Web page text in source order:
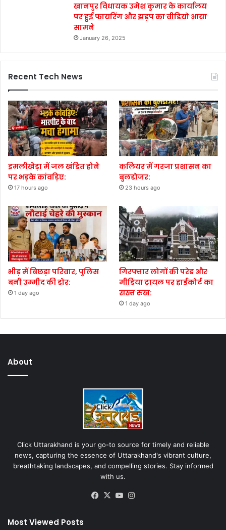
खानपुर विधायक उमेश कुमार के कार्यालय
पर हुई फायरिंग और झड़प का वीडियो आया
सामने
January 26, 2025
Recent Tech News
इमलीखेड़ा में जल खंडित होने
पर भड़के कांवड़िए:
17 hours ago
कलियर में गरजा प्रशासन का
बुलडोजर:
23 hours ago
भीड़ में बिछड़ा परिवार, पुलिस
बनी उम्मीद की डोर:
1 day ago
गिरफ्तार लोगों की परेड और
मीडिया ट्रायल पर हाईकोर्ट का
सख्त रुख:
1 day ago
About
Click Uttarakhand is your go-to source for timely and reliable
news, capturing the essence of Uttarakhand's vibrant culture,
breathtaking landscapes, and compelling stories. Stay informed
with us.
Facebook
X YouTube
Most Viewed Posts